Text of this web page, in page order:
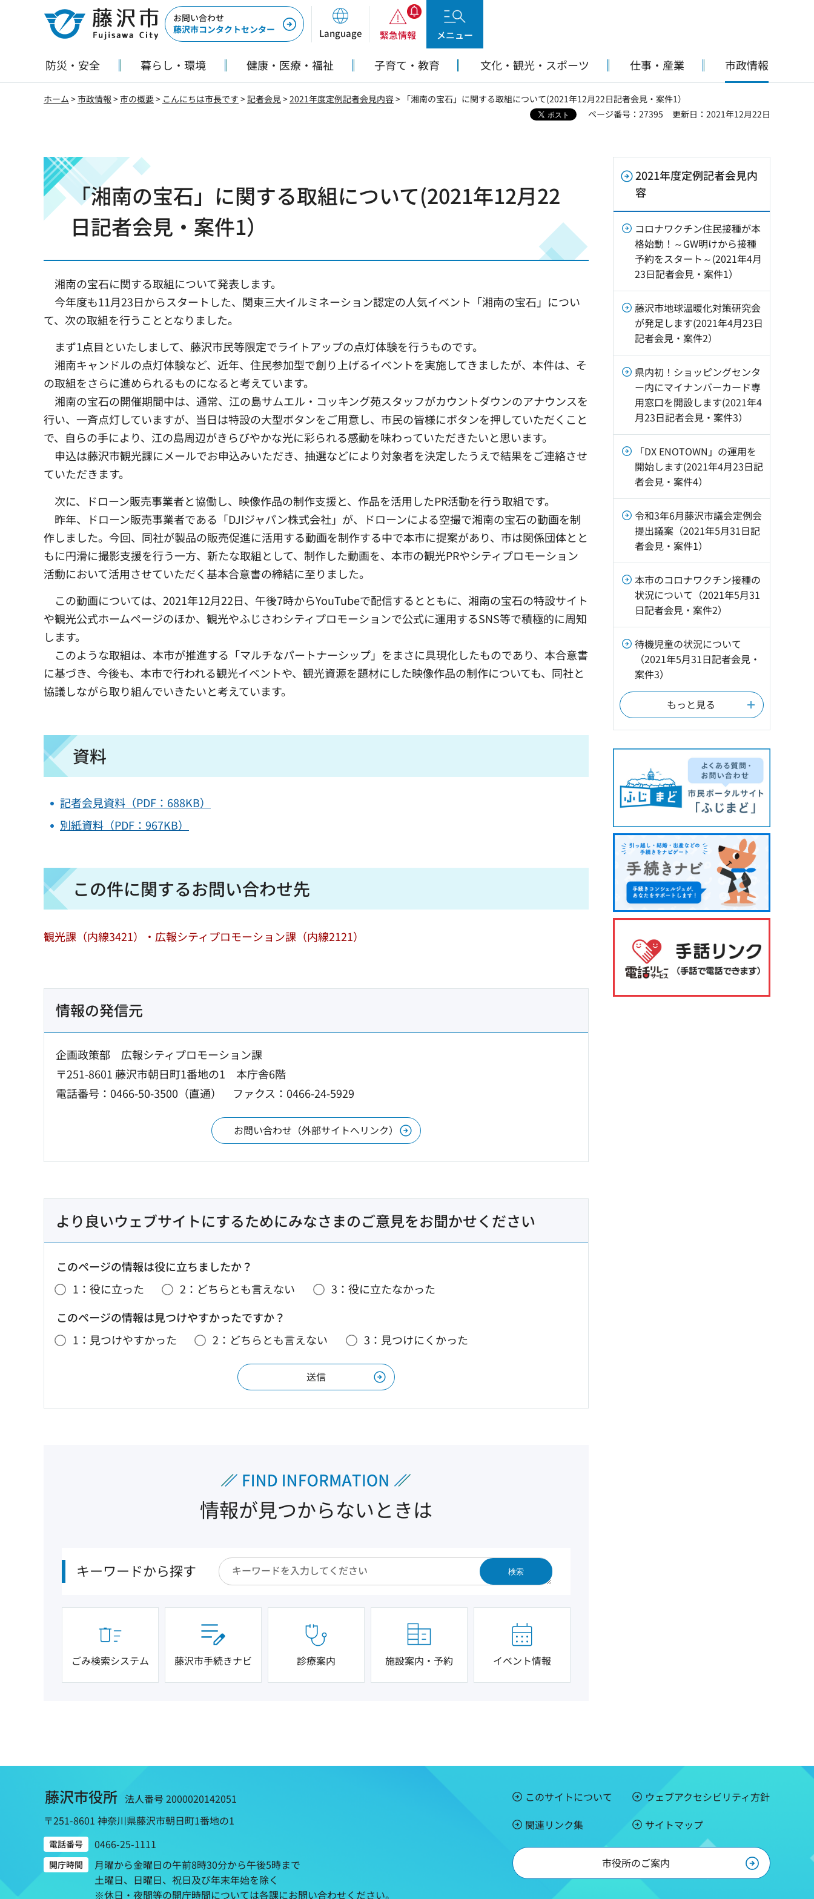
藤沢市
お問い合わせ
藤沢市コンタクトセンター
Language 緊急情報 メニュー
防災・安全 暮らし・環境 健康・医療・福祉 子育て・教育 文化・観光・スポーツ 仕事・産業 市政情報
ホーム >市政情報 >市の概要> こんにちは市長です >記者会見>2021年度定例記者会見内容> 「湘南の宝石」に関する取組について(2021年12月22日記者会見・案件1）
ページ番号：27395
更新日：2021年12月22日
「湘南の宝石」に関する取組について(2021年12月22
日記者会見・案件1）
湘南の宝石に関する取組について発表します。
今年度も11月23日からスタートした、関東三大イルミネーション認定の人気イベント「湘南の宝石」につい
て、次の取組を行うこととなりました。
まず1点目といたしまして、藤沢市民等限定でライトアップの点灯体験を行うものです。
湘南キャンドルの点灯体験など、近年、住民参加型で創り上げるイベントを実施してきましたが、本件は、そ
の取組をさらに進められるものになると考えています。
湘南の宝石の開催期間中は、通常、江の島サムエル・コッキング苑スタッフがカウントダウンのアナウンスを
行い、一斉点灯していますが、当日は特設の大型ボタンをご用意し、市民の皆様にボタンを押していただくこと
で、自らの手により、江の島周辺がきらびやかな光に彩られる感動を味わっていただきたいと思います。
申込は藤沢市観光課にメールでお申込みいただき、抽選などにより対象者を決定したうえで結果をご連絡させ
ていただきます。
次に、ドローン販売事業者と協働し、映像作品の制作支援と、作品を活用したPR活動を行う取組です。
昨年、ドローン販売事業者である「DJIジャパン株式会社」が、ドローンによる空撮で湘南の宝石の動画を制
作しました。今回、同社が製品の販売促進に活用する動画を制作する中で本市に提案があり、市は関係団体とと
もに円滑に撮影支援を行う一方、新たな取組として、制作した動画を、本市の観光PRやシティプロモーション
活動において活用させていただく基本合意書の締結に至りました。
この動画については、2021年12月22日、午後7時からYouTubeで配信するとともに、湘南の宝石の特設サイト
や観光公式ホームページのほか、観光やふじさわシティプロモーションで公式に運用するSNS等で積極的に周知
します。
このような取組は、本市が推進する「マルチなパートナーシップ」をまさに具現化したものであり、本合意書
に基づき、今後も、本市で行われる観光イベントや、観光資源を題材にした映像作品の制作についても、同社と
協議しながら取り組んでいきたいと考えています。
資料
記者会見資料（PDF：688KB）
別紙資料（PDF：967KB）
この件に関するお問い合わせ先
観光課（内線3421）・広報シティプロモーション課（内線2121）
情報の発信元
企画政策部 広報シティプロモーション課
〒251-8601 藤沢市朝日町1番地の1 本庁舎6階
電話番号：0466-50-3500（直通）
ファクス：0466-24-5929
お問い合わせ（外部サイトへリンク）
より良いウェブサイトにするためにみなさまのご意見をお聞かせください
このページの情報は役に立ちましたか？
1：役に立った
2：どちらとも言えない
3：役に立たなかった
このページの情報は見つけやすかったですか？
1：見つけやすかった
2：どちらとも言えない 3：見つけにくかった
情報が見つからないときは
キーワードから探す 検索
ごみ検索システム 藤沢市手続きナビ 診療案内 施設案内・予約 イベント情報
2021年度定例記者会見内
容
コロナワクチン住民接種が本
格始動！～GW明けから接種
予約をスタート～(2021年4月
23日記者会見・案件1）
藤沢市地球温暖化対策研究会
が発足します(2021年4月23日
記者会見・案件2）
県内初！ショッピングセンタ
ー内にマイナンバーカード専
用窓口を開設します(2021年4
月23日記者会見・案件3）
「DX ENOTOWN」の運用を
開始します(2021年4月23日記
者会見・案件4）
令和3年6月藤沢市議会定例会
提出議案（2021年5月31日記
者会見・案件1）
本市のコロナワクチン接種の
状況について（2021年5月31
日記者会見・案件2）
待機児童の状況について
（2021年5月31日記者会見・
案件3）
もっと見る
藤沢市役所 法人番号 2000020142051
〒251-8601 神奈川県藤沢市朝日町1番地の1
電話番号 0466-25-1111
開庁時間
月曜から金曜日の午前8時30分から午後5時まで
土曜日、日曜日、祝日及び年末年始を除く
※休日・夜間等の開庁時間については各課にお問い合わせください。
このサイトについて
ウェブアクセシビリティ方針
関連リンク集
サイトマップ
市役所のご案内